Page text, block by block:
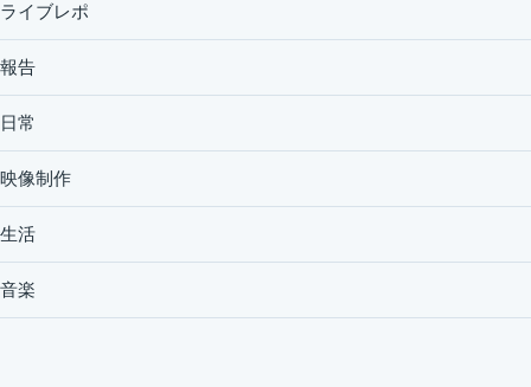
ライブレポ
報告
日常
映像制作
生活
音楽